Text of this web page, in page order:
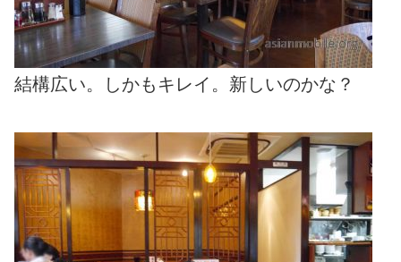
結構広い。しかもキレイ。新しいのかな？